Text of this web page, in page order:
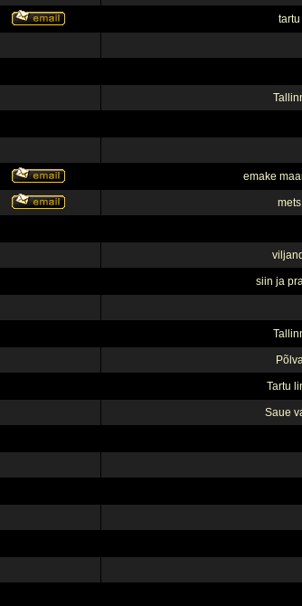
tartu
emake
mets
siin ja
Tartu
Saue